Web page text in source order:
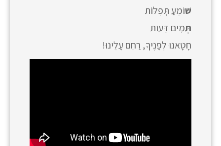
שׁוֹמֵעַ תְּפִלּוֹת
תְּמִים דֵּעוֹת
חָטָאנוּ לְפָנֶיךָ, רַחֵם עָלֵינוּ!